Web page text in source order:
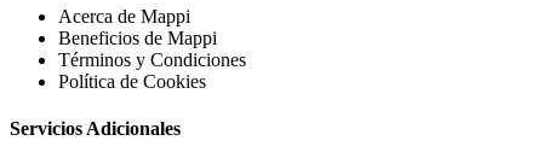
Acerca de Mappi
Beneficios de Mappi
Términos y Condiciones
Política de Cookies
Servicios Adicionales